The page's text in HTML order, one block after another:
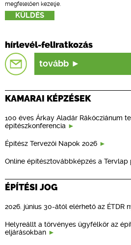
megfelelően kezelje.
hírlevél-feliratkozás
tovább
KAMARAI KÉPZÉSEK
100 éves Árkay Aladár Rákócziánum
építészkonferencia
Építész Tervezői Napok 2026
Online építésztovábbképzés a Tervlap
ÉPÍTÉSI JOG
2026. június 30-ától elérhető az ÉTDR
Helyreállt a törvényes ügyfélkör az
eljárásokban